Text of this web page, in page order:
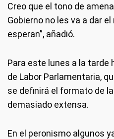
Creo que el tono de
Gobierno no les va a dar
esperan”, añadió.
Para este lunes a la tarde
de Labor Parlamentaria,
se definirá el formato de
demasiado extensa.
En el peronismo algunos